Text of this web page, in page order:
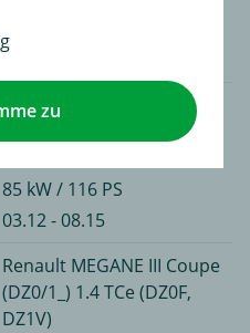
01.13 - 08.15
Renault MEGANE III Coupe
(DZ0/1_) 1.2 TCe (DZ2B,
85 kW / 116 PS
03.12 - 08.15
Renault MEGANE III Coupe
(DZ0/1_) 1.4 TCe (DZ0F,
DZ1V)
zu